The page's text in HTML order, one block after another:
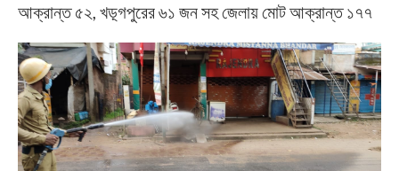
আক্রান্ত ৫২, খড়্গপুরের ৬১ জন সহ জেলায় মোট আক্রান্ত ১৭৭